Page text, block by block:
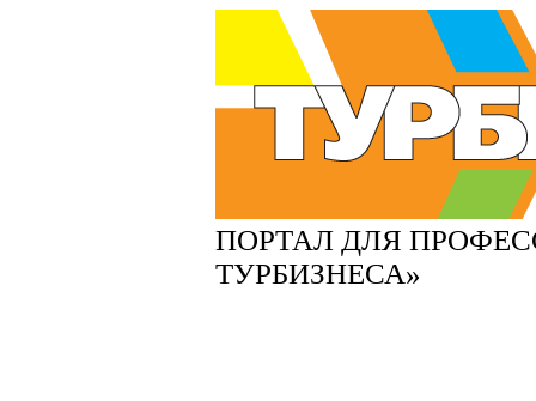
ПОРТАЛ ДЛЯ
ТУРБИЗНЕСА»